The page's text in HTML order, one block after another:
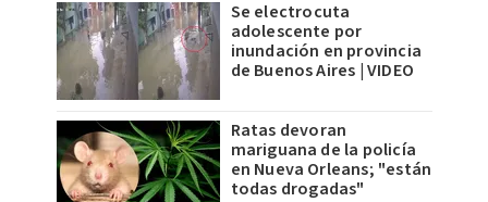
Se electrocuta
adolescente por
inundación en provincia
de Buenos Aires | VIDEO
Ratas devoran
mariguana de la policía
en Nueva Orleans; "están
todas drogadas"